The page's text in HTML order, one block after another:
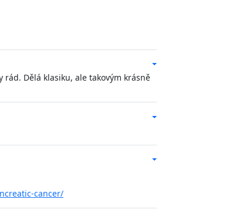
rád. Dělá klasiku, ale takovým krásně
cancer/